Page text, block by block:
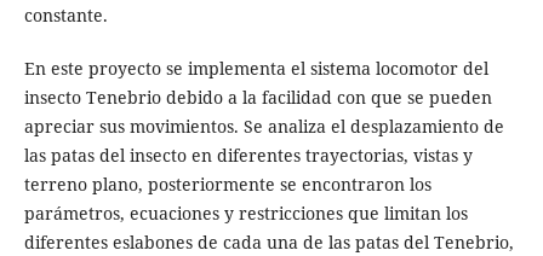
constante.
En este proyecto se implementa el sistema locomotor del
insecto Tenebrio debido a la facilidad con que se pueden
apreciar sus movimientos. Se analiza el desplazamiento de
las patas del insecto en diferentes trayectorias, vistas y
terreno plano, posteriormente se encontraron los
parámetros, ecuaciones y restricciones que limitan los
diferentes eslabones de cada una de las patas del Tenebrio,